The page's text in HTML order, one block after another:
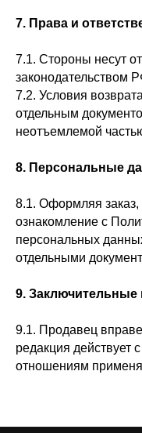
7. Права и
7.1. Стороны несут
законодательством
7.2. Условия
отдельным
неотъемлемой
8. Персональные
8.1. Оформляя заказ,
ознакомление с
персональных
отдельными
9. Заключительные
9.1. Продавец
редакция действует
отношениям